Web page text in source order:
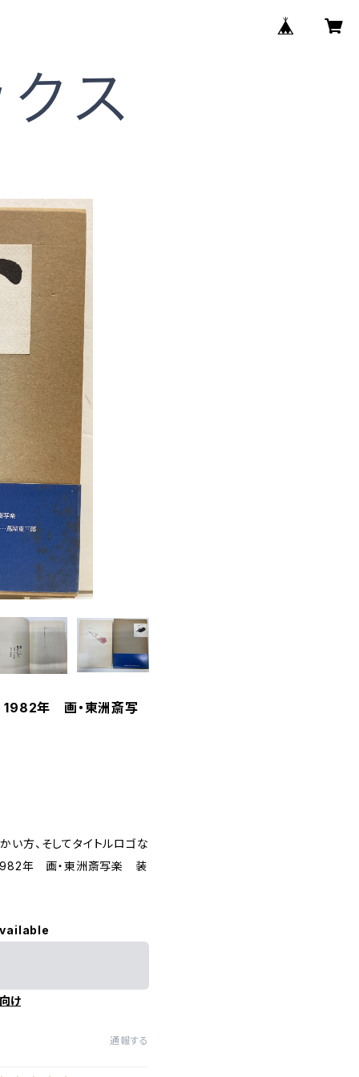
年 画・東洲斎写
方、そしてタイトルロゴな
年 画・東洲斎写楽 装
け
通報する